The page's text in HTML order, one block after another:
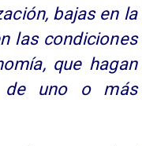
bajas en la
las condiciones
que hagan
de uno o más